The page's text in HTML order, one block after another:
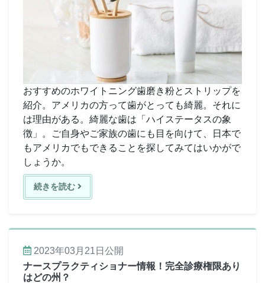
おすすめのホワイトニング歯磨き粉とストリップを
紹介。アメリカの方って歯がとっても綺麗。それに
は理由がある。綺麗な歯は「ハイステータスの象
徴」。ご自身やご家族の歯にも目を向けて、日本で
もアメリカでもできることを探してみてはいかがで
しょうか。
続きを読む
2023年03月21日 公開
ナースプラクティショナー情報！完全診療権限あり
はどの州？